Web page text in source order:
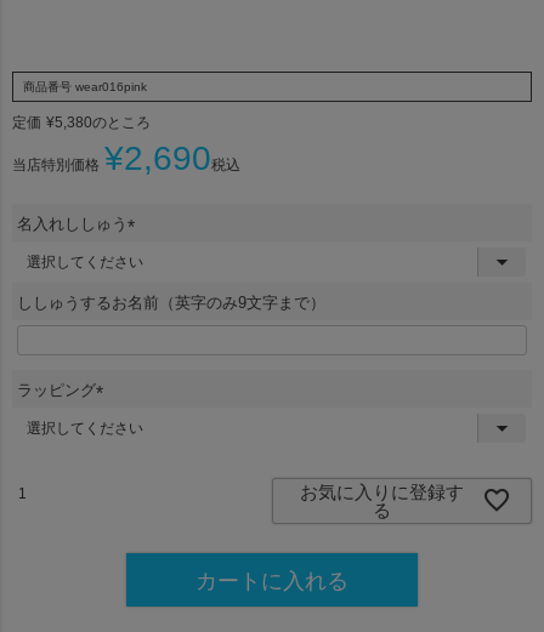
商品番号 wear016pink
定価 ¥5,380のところ
当店特別価格 ¥2,690税込
名入れししゅう
須
)
ししゅうするお名前（英字のみ9文字まで）
ラッピング
必
お気に入りに登録す
る
カートに入れる